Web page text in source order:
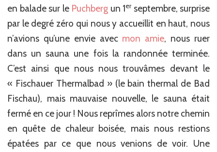
en balade sur le Puchberg un 1erseptembre, surprise
par le degré zéro qui nous y accueillit en haut, nous
n’avions qu’une envie avec mon amie, nous ruer
dans un sauna une fois la randonnée terminée.
C’est ainsi que nous nous trouvâmes devant le
« Fischauer Thermalbad » (le bain thermal de Bad
Fischau), mais mauvaise nouvelle, le sauna était
fermé en ce jour ! Nous reprîmes alors notre chemin
en quête de chaleur boisée, mais nous restions
épatées par ce que nous venions de voir. Une